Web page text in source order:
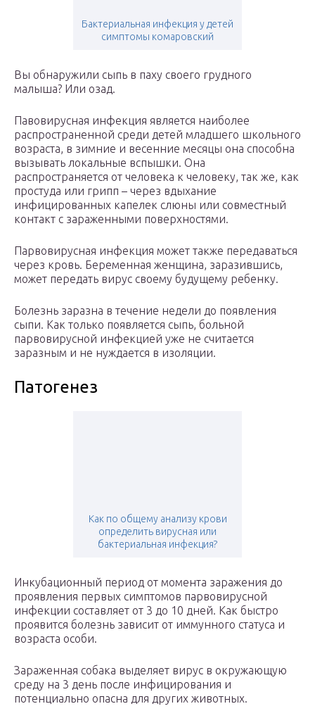
Бактериальная инфекция у детей
симптомы комаровский
Вы обнаружили сыпь в паху своего грудного
малыша? Или озад.
Павовирусная инфекция является наиболее
распространенной среди детей младшего школьного
возраста, в зимние и весенние месяцы она способна
вызывать локальные вспышки. Она
распространяется от человека к человеку, так же, как
простуда или грипп – через вдыхание
инфицированных капелек слюны или совместный
контакт с зараженными поверхностями.
Парвовирусная инфекция может также передаваться
через кровь. Беременная женщина, заразившись,
может передать вирус своему будущему ребенку.
Болезнь заразна в течение недели до появления
сыпи. Как только появляется сыпь, больной
парвовирусной инфекцией уже не считается
заразным и не нуждается в изоляции.
Патогенез
Как по общему анализу крови
определить вирусная или
бактериальная инфекция?
Инкубационный период от момента заражения до
проявления первых симптомов парвовирусной
инфекции составляет от 3 до 10 дней. Как быстро
проявится болезнь зависит от иммунного статуса и
возраста особи.
Зараженная собака выделяет вирус в окружающую
среду на 3 день после инфицирования и
потенциально опасна для других животных.